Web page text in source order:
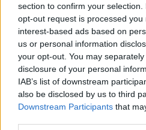
section to confirm your
opt-out request is processed you
interest-based ads based on
us or personal information
your opt-out. You may
disclosure of your personal
IAB’s list of downstream
also be disclosed by us to third
Downstream Participants that
Kiállítási tárgyak a
„Bár érdekelték a
zene állt az első helyen